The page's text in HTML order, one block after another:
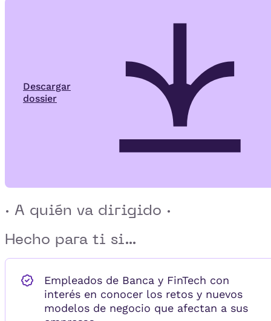
Descargar
dossier
· A quién va dirigido ·
Hecho para ti si...
Empleados de Banca y FinTech con
interés en conocer los retos y nuevos
modelos de negocio que afectan a sus